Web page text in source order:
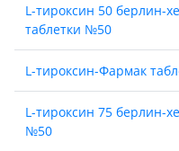
L-тироксин 50 берлин-
таблетки №50
L-тироксин-Фармак
L-тироксин 75 берлин-
№50